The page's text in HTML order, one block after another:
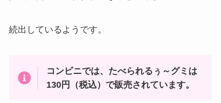
続出しているようです。
コンビニでは、たべられるぅ～グミは
130円（税込）で販売されています。